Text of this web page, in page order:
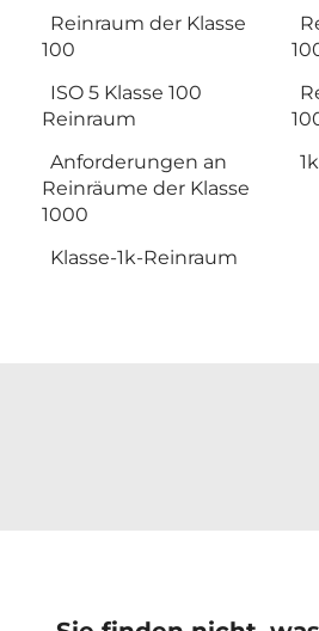
Reinraum der Klasse
100
ISO 5 Klasse 100
Reinraum
Anforderungen an
Reinräume der Klasse
1000
Klasse-1k-Reinraum